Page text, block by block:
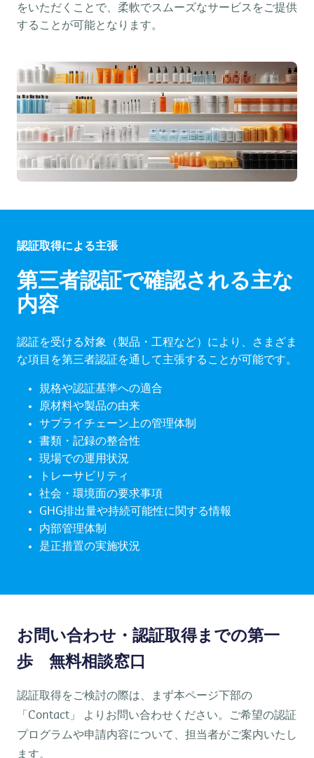
をいただくことで、柔軟でスムーズなサービスをご提供
することが可能となります。
認証取得による主張
第三者認証で確認される主な
内容
認証を受ける対象（製品・工程など）により、さまざま
な項目を第三者認証を通して主張することが可能です。
規格や認証基準への適合
原材料や製品の由来
サプライチェーン上の管理体制
書類・記録の整合性
現場での運用状況
トレーサビリティ
社会・環境面の要求事項
GHG排出量や持続可能性に関する情報
内部管理体制
是正措置の実施状況
お問い合わせ・認証取得までの第一
歩 無料相談窓口
認証取得をご検討の際は、まず本ページ下部の
「Contact」 よりお問い合わせください。ご希望の認証
プログラムや申請内容について、担当者がご案内いたし
ます。